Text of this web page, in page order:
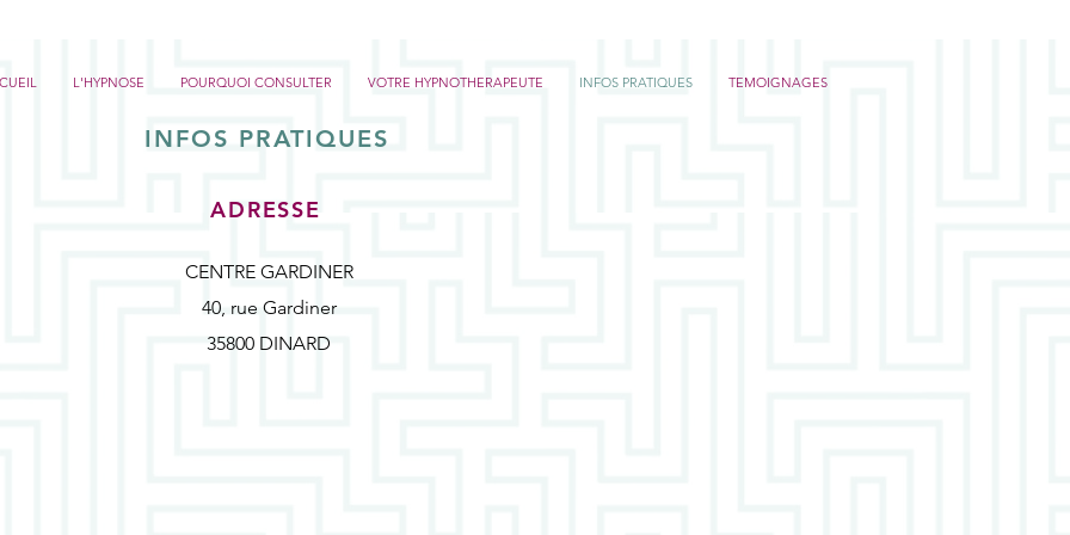
L'HYPNOSE POURQUOI CONSULTER VOTRE HYPNOTHERAPEUTE INFOS PRATIQUES TEMOIGNAGES
INFOS PRATIQUES
ADRESSE
CENTRE GARDINER
40, rue Gardiner
35800 DINARD